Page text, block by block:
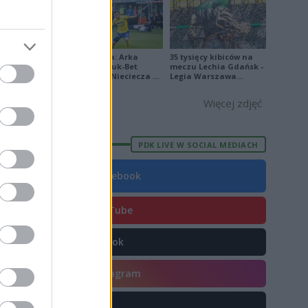
FORMA
Ekstraklasa: Arka
Gdynia - Bruk-Bet
Termalica Nieciecza 2-
35 tysięcy kibiców na
meczu Lechia Gdańsk -
Legia Warszawa
Więcej zdjęć
PDK LIVE W SOCIAL MEDIACH
Facebook
YouTube
TikTok
Instagram